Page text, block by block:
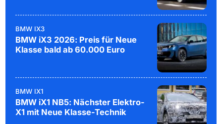
BMW IX3
BMW iX3 2026: Preis für Neue
Klasse bald ab 60.000 Euro
BMW IX1
BMW iX1 NB5: Nächster Elektro-
X1 mit Neue Klasse-Technik